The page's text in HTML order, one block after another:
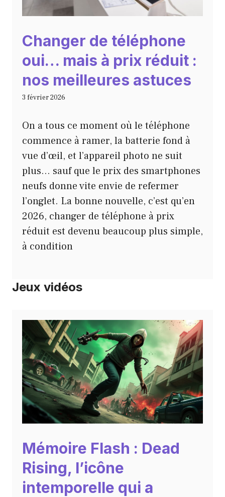
Changer de téléphone
oui… mais à prix réduit :
nos meilleures astuces
3 février 2026
On a tous ce moment où le téléphone
commence à ramer, la batterie fond à
vue d’œil, et l’appareil photo ne suit
plus… sauf que le prix des smartphones
neufs donne vite envie de refermer
l’onglet. La bonne nouvelle, c’est qu’en
2026, changer de téléphone à prix
réduit est devenu beaucoup plus simple,
à condition
Jeux vidéos
Mémoire Flash : Dead
Rising, l’icône
intemporelle qui a